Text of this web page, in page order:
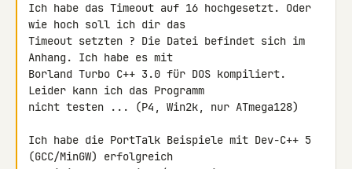
Ich habe das Timeout auf 16 hochgesetzt. Oder
wie hoch soll ich dir das
Timeout setzten ? Die Datei befindet sich im
Anhang. Ich habe es mit
Borland Turbo C++ 3.0 für DOS kompiliert.
Leider kann ich das Programm
nicht testen ... (P4, Win2k, nur ATmega128)
Ich habe die PortTalk Beispiele mit Dev-C++ 5
(GCC/MinGW) erfolgreich